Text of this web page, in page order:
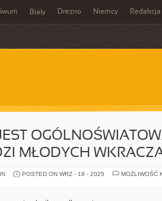
Biały Drezno Niemcy Redakcja
MŁODYCH
POSTED ON WRZ - 18 - 2025
MOŻLIWOŚĆ